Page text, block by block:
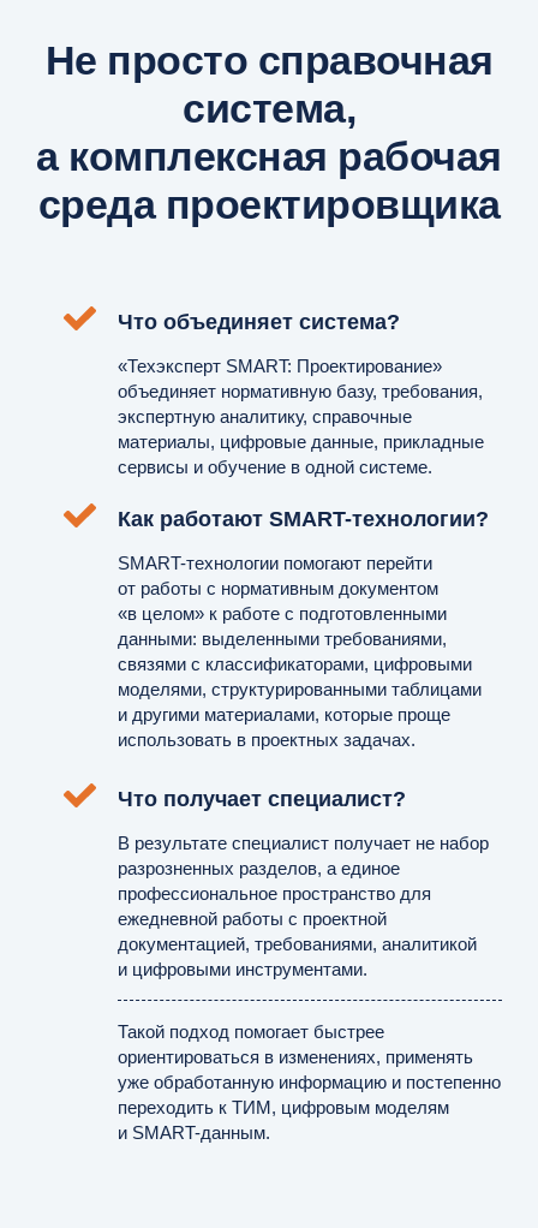
Не просто справочная
система,
а комплексная рабочая
среда проектировщика
Что объединяет система?
«Техэксперт SMART: Проектирование»
объединяет нормативную базу, требования,
экспертную аналитику, справочные
материалы, цифровые данные, прикладные
сервисы и обучение в одной системе.
Как работают SMART-технологии?
SMART-технологии помогают перейти
от работы с нормативным документом
«в целом» к работе с подготовленными
данными: выделенными требованиями,
связями с классификаторами, цифровыми
моделями, структурированными таблицами
и другими материалами, которые проще
использовать в проектных задачах.
Что получает специалист?
В результате специалист получает не набор
разрозненных разделов, а единое
профессиональное пространство для
ежедневной работы с проектной
документацией, требованиями, аналитикой
и цифровыми инструментами.
Такой подход помогает быстрее
ориентироваться в изменениях, применять
уже обработанную информацию и постепенно
переходить к ТИМ, цифровым моделям
и SMART-данным.